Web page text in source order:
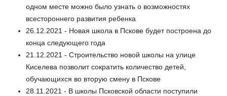
одном месте можно было узнать о возможностях
всестороннего развития ребенка
26.12.2021 - Новая школа в Пскове будет построена до
конца следующего года
21.12.2021 - Строительство новой школы на улице
Киселева позволит сократить количество детей,
обучающихся во вторую смену в Пскове
28.11.2021 - В школы Псковской области поступили